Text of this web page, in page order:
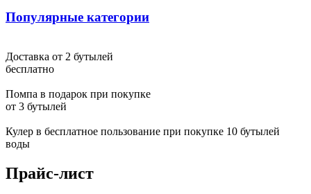
Популярные категории
Доставка от 2 бутылей
бесплатно
Помпа в подарок при покупке
от 3 бутылей
Кулер в бесплатное пользование при покупке 10 бутылей
воды
Прайс-лист
У меня долго пустовала квартира, никак не доходили руки
вызвала замерщика. И теперь, когда ремонт ванной комнаты
закончен, могу точно сказать, что с выбором компании не
тоже время качественно. Да и по цене не обманули - все
получилось как и договаривались изначально
Обработка персональных данных
персональных данных.